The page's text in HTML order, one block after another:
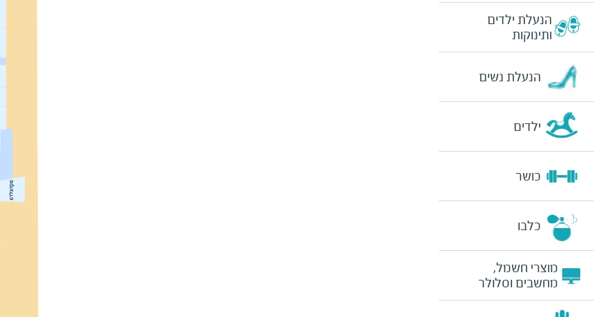
הנעלת ילדים
ותינוקות
הנעלת נשים
ילדים
כושר
כלבו
מוצרי חשמל,
מחשבים וסלולר